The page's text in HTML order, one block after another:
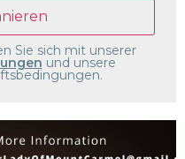
Sie sich mit unserer
und unsere